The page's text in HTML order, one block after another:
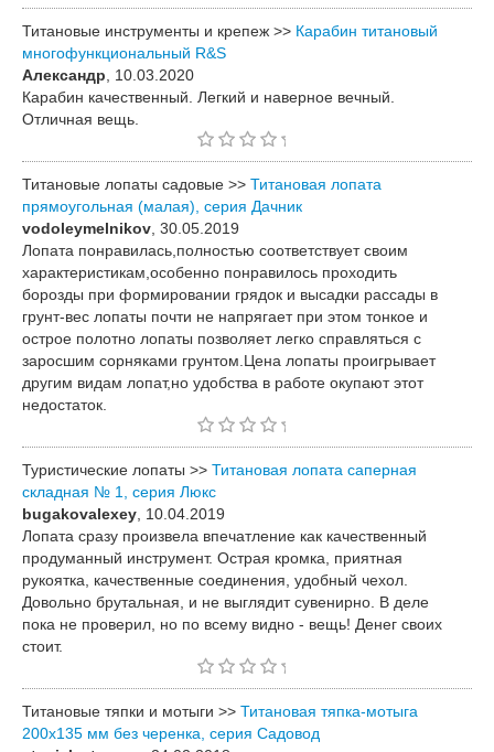
Титановые инструменты и крепеж >> Карабин титановый
многофункциональный R&S
Александр , 10.03.2020
Карабин качественный. Легкий и наверное вечный.
Отличная вещь.
Титановые лопаты садовые >> Титановая лопата
прямоугольная (малая), серия Дачник
vodoleymelnikov , 30.05.2019
Лопата понравилась,полностью соответствует своим
характеристикам,особенно понравилось проходить
борозды при формировании грядок и высадки рассады в
грунт-вес лопаты почти не напрягает при этом тонкое и
острое полотно лопаты позволяет легко справляться с
заросшим сорняками грунтом.Цена лопаты проигрывает
другим видам лопат,но удобства в работе окупают этот
недостаток.
Туристические лопаты >> Титановая лопата саперная
складная № 1, серия Люкс
bugakovalexey , 10.04.2019
Лопата сразу произвела впечатление как качественный
продуманный инструмент. Острая кромка, приятная
рукоятка, качественные соединения, удобный чехол.
Довольно брутальная, и не выглядит сувенирно. В деле
пока не проверил, но по всему видно - вещь! Денег своих
стоит.
Титановые тяпки и мотыги >> Титановая тяпка-мотыга
200х135 мм без черенка, серия Садовод